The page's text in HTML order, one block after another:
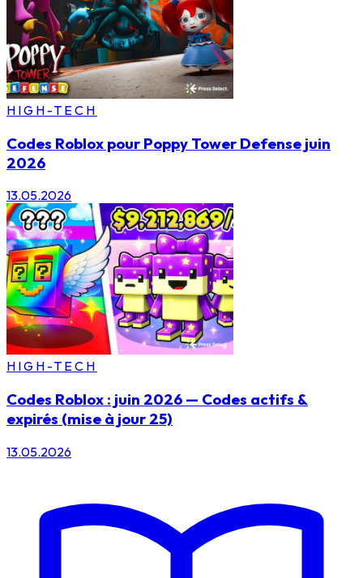
HIGH-TECH
Codes Roblox pour Poppy Tower Defense juin
2026
13.05.2026
HIGH-TECH
Codes Roblox : juin 2026 — Codes actifs &
expirés (mise à jour 25)
13.05.2026